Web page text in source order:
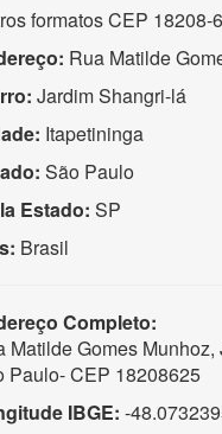
formatos CEP
Rua Matilde
Jardim Shangri-lá
Itapetininga
São Paulo
Estado: SP
Brasil
Completo:
Matilde Gomes
Paulo- CEP 18208625
IBGE: -